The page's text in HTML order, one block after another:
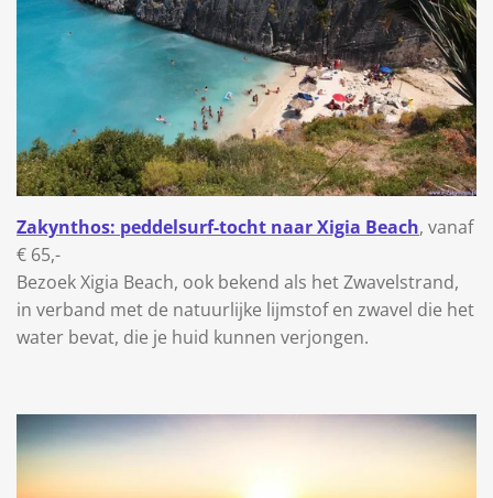
Zakynthos: peddelsurf-tocht naar Xigia Beach, vanaf
€ 65,-
Bezoek Xigia Beach, ook bekend als het Zwavelstrand,
in verband met de natuurlijke lijmstof en zwavel die het
water bevat, die je huid kunnen verjongen.